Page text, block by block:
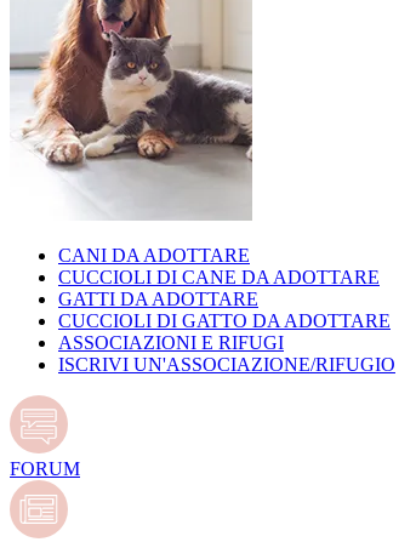
CANI DA ADOTTARE
CUCCIOLI DI CANE DA ADOTTARE
GATTI DA ADOTTARE
CUCCIOLI DI GATTO DA ADOTTARE
ASSOCIAZIONI E RIFUGI
ISCRIVI UN'ASSOCIAZIONE/RIFUGIO
FORUM